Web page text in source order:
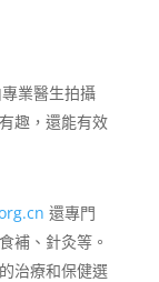
業醫生拍攝
趣，還能有效
還專門
補、針灸等。
治療和保健選